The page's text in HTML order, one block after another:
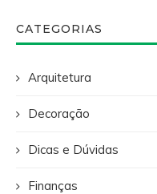
CATEGORIAS
Arquitetura
Decoração
Dicas e Dúvidas
Finanças